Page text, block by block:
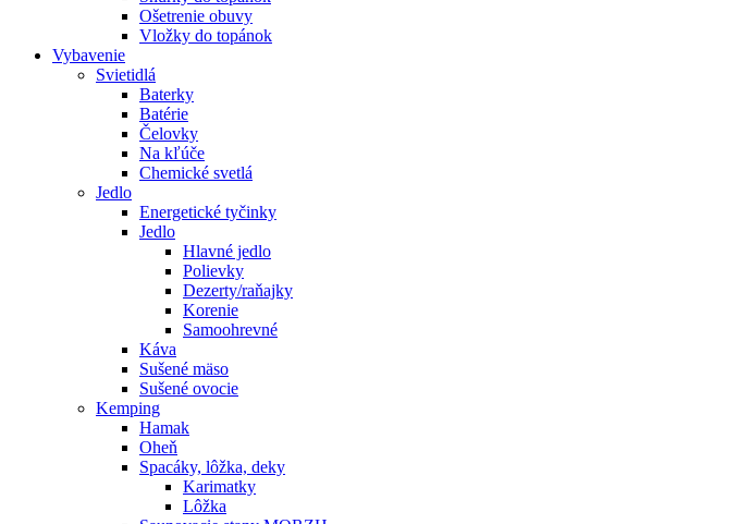
Ošetrenie obuvy
Vložky do topánok
Vybavenie
Svietidlá
Baterky
Batérie
Čelovky
Na kľúče
Chemické svetlá
Jedlo
Energetické tyčinky
Jedlo
Hlavné jedlo
Polievky
Dezerty/raňajky
Korenie
Samoohrevné
Káva
Sušené mäso
Sušené ovocie
Kemping
Hamak
Oheň
Spacáky, lôžka, deky
Karimatky
Lôžka